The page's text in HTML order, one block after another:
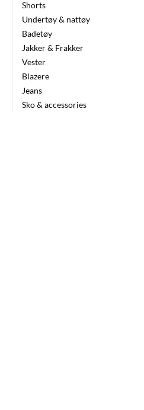
Shorts
Undertøy & nattøy
Badetøy
Jakker & Frakker
Vester
Blazere
Jeans
Sko & accessories